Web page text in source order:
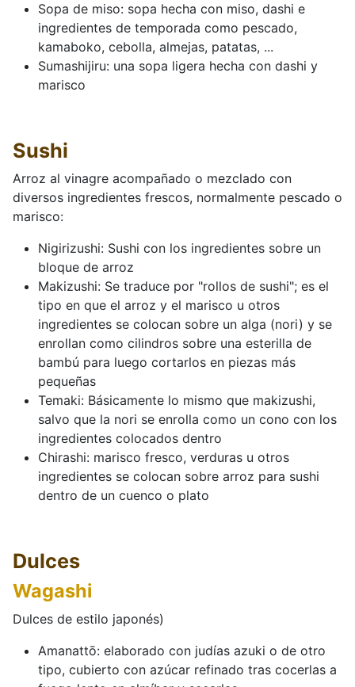
Sopa de miso: sopa hecha con miso, dashi e
ingredientes de temporada como pescado,
kamaboko, cebolla, almejas, patatas, ...
Sumashijiru: una sopa ligera hecha con dashi y
marisco
Sushi
Arroz al vinagre acompañado o mezclado con
diversos ingredientes frescos, normalmente pescado o
marisco:
Nigirizushi: Sushi con los ingredientes sobre un
bloque de arroz
Makizushi: Se traduce por "rollos de sushi"; es el
tipo en que el arroz y el marisco u otros
ingredientes se colocan sobre un alga (nori) y se
enrollan como cilindros sobre una esterilla de
bambú para luego cortarlos en piezas más
pequeñas
Temaki: Básicamente lo mismo que makizushi,
salvo que la nori se enrolla como un cono con los
ingredientes colocados dentro
Chirashi: marisco fresco, verduras u otros
ingredientes se colocan sobre arroz para sushi
dentro de un cuenco o plato
Dulces
Wagashi
Dulces de estilo japonés)
Amanattō: elaborado con judías azuki o de otro
tipo, cubierto con azúcar refinado tras cocerlas a